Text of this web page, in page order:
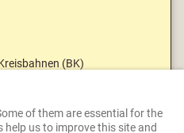
(BK)
(?)
Museums-Eisenbahn
of them are essential for the
us to improve this site and